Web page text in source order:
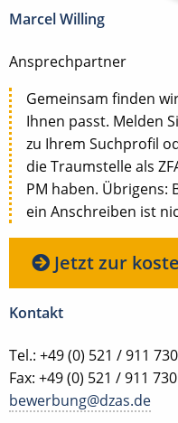
Marcel Willing
Ansprechpartner
Gemeinsam finden
Ihnen passt. Melden
zu Ihrem Suchprofil
die Traumstelle als
PM haben. Übrigens:
ein Anschreiben ist
Jetzt zur
Kontakt
Tel.: +49 (0) 521 / 911
Fax: +49 (0) 521 / 911
bewerbung@dzas.de